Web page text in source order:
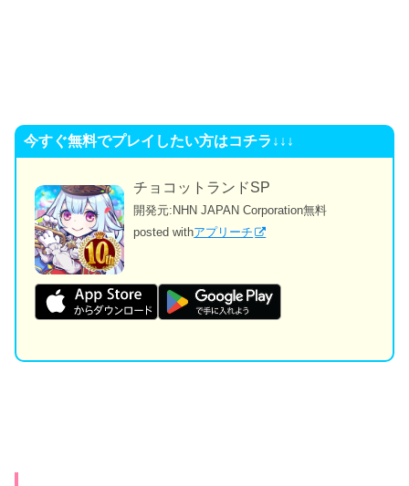
今すぐ無料でプレイしたい方はコチラ↓↓↓
チョコットランドSP
開発元: NHN JAPAN Corporation無料
posted withアプリーチ